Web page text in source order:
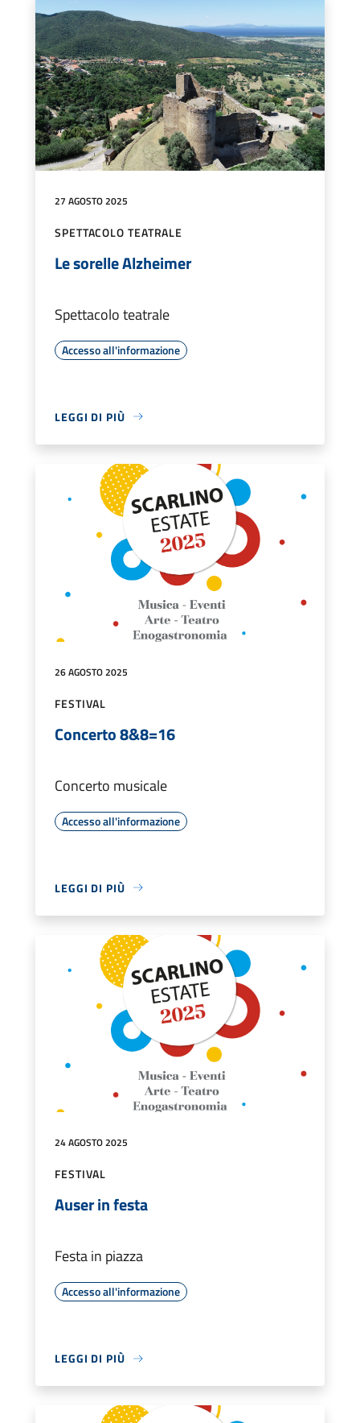
27 AGOSTO 2025
SPETTACOLO TEATRALE
Le sorelle Alzheimer
Spettacolo teatrale
Accesso all'informazione
LEGGI DI PIÙ
26 AGOSTO 2025
FESTIVAL
Concerto 8&8=16
Concerto musicale
Accesso all'informazione
LEGGI DI PIÙ
24 AGOSTO 2025
FESTIVAL
Auser in festa
Festa in piazza
Accesso all'informazione
LEGGI DI PIÙ